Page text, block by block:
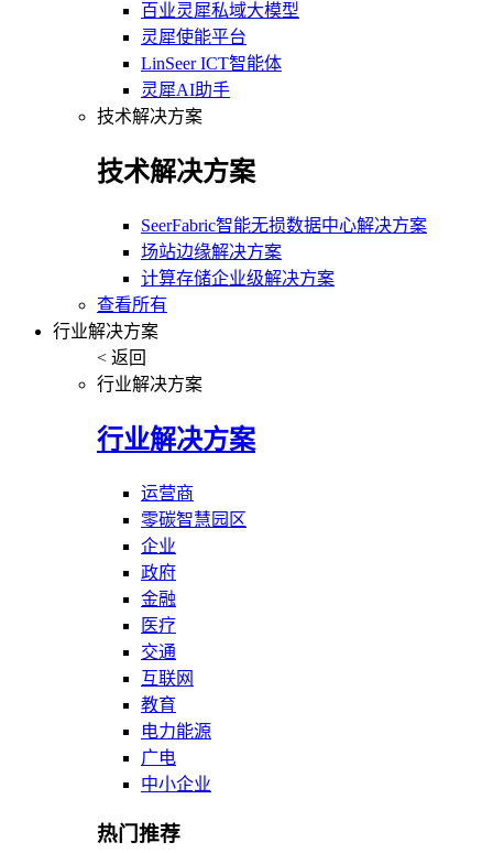
百业灵犀私域大模型
灵犀使能平台
LinSeer ICT智能体
灵犀AI助手
技术解决方案
技术解决方案
SeerFabric智能无损数据中心解决方案
场站边缘解决方案
计算存储企业级解决方案
查看所有
行业解决方案
< 返回
行业解决方案
行业解决方案
运营商
零碳智慧园区
企业
政府
金融
医疗
交通
互联网
教育
电力能源
广电
中小企业
热门推荐